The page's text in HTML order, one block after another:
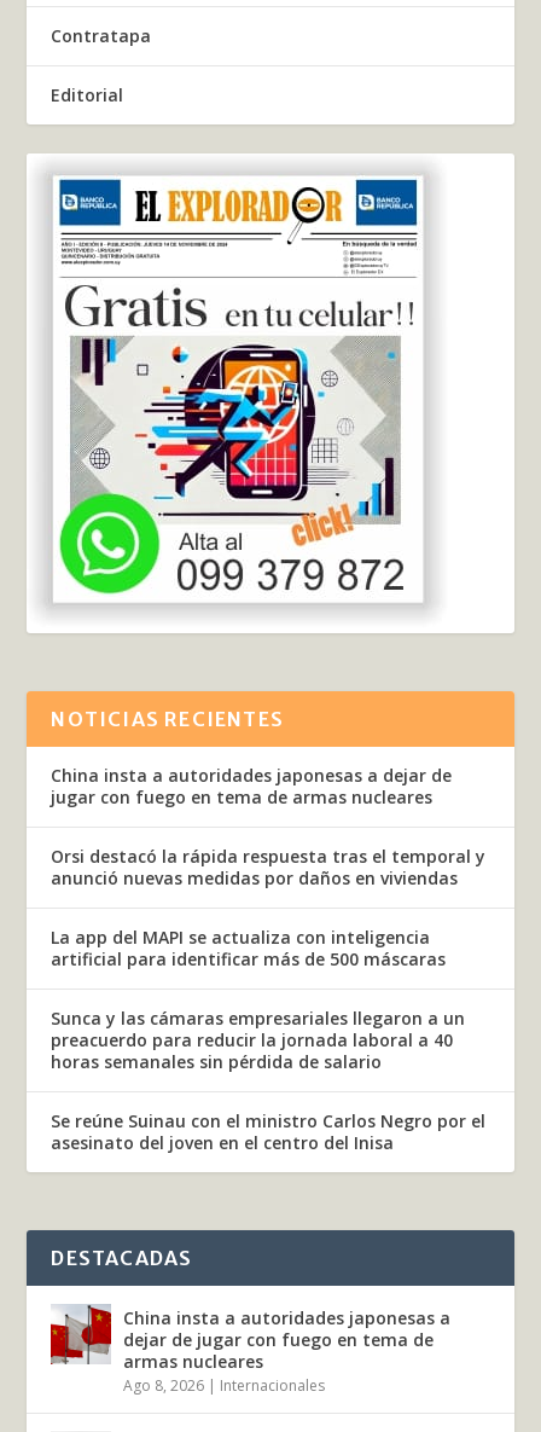
Contratapa
Editorial
NOTICIAS RECIENTES
China insta a autoridades japonesas a dejar de
jugar con fuego en tema de armas nucleares
Orsi destacó la rápida respuesta tras el temporal y
anunció nuevas medidas por daños en viviendas
La app del MAPI se actualiza con inteligencia
artificial para identificar más de 500 máscaras
Sunca y las cámaras empresariales llegaron a un
preacuerdo para reducir la jornada laboral a 40
horas semanales sin pérdida de salario
Se reúne Suinau con el ministro Carlos Negro por el
asesinato del joven en el centro del Inisa
DESTACADAS
China insta a autoridades japonesas a
dejar de jugar con fuego en tema de
armas nucleares
Ago 8, 2026 | Internacionales